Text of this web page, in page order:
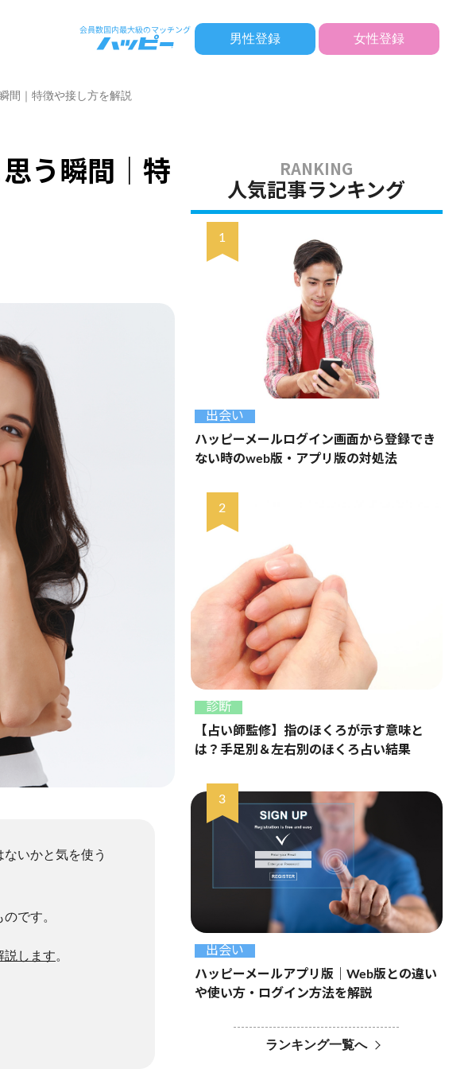
男性登録 女性登録
間｜特徴や接し方を解説
う瞬間｜特
いかと気を使う
です。
説します。
人気記事ランキング
出会い
ハッピーメールログイン画面から登録でき
ない時のweb版・アプリ版の対処法
診断
【占い師監修】指のほくろが示す意味と
は？手足別＆左右別のほくろ占い結果
出会い
ハッピーメールアプリ版｜Web版との違い
や使い方・ログイン方法を解説
ランキング一覧へ